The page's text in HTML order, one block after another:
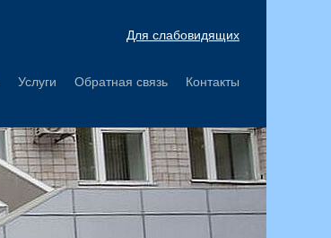
Для слабовидящих
Услуги Обратная связь Контакты